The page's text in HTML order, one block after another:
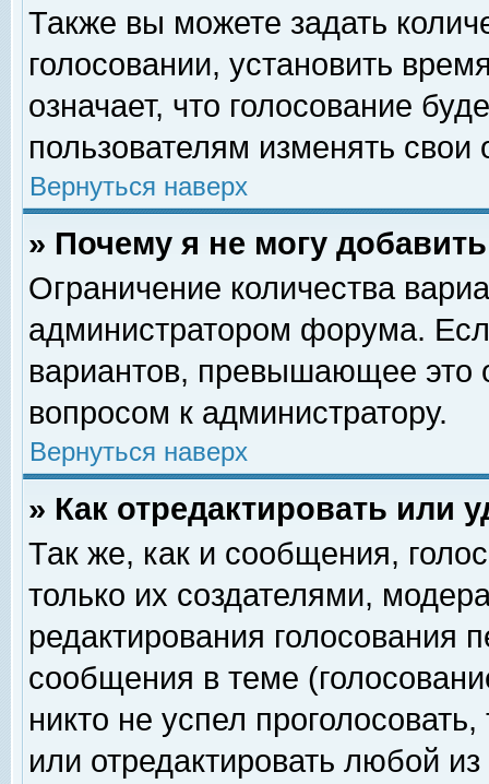
Также вы можете задать
голосовании, установить
означает, что голосование
пользователям изменять свои
Вернуться наверх
» Почему я не могу
Ограничение количества
администратором форума.
вариантов, превышающее это
вопросом к администратору.
Вернуться наверх
» Как отредактировать или
Так же, как и сообщения,
только их создателями,
редактирования голосования
сообщения в теме
никто не успел
или отредактировать любой